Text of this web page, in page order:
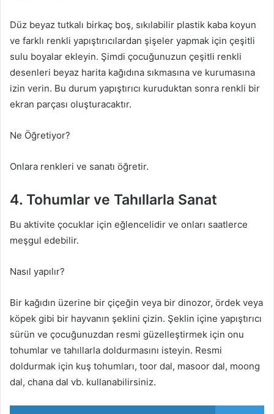
Düz beyaz tutkalı birkaç boş, sıkılabilir plastik kaba koyun
ve farklı renkli yapıştırıcılardan şişeler yapmak için çeşitli
sulu boyalar ekleyin. Şimdi çocuğunuzun çeşitli renkli
desenleri beyaz harita kağıdına sıkmasına ve kurumasına
izin verin. Bu durum yapıştırıcı kuruduktan sonra renkli bir
ekran parçası oluşturacaktır.
Ne Öğretiyor?
Onlara renkleri ve sanatı öğretir.
4. Tohumlar ve Tahıllarla Sanat
Bu aktivite çocuklar için eğlencelidir ve onları saatlerce
meşgul edebilir.
Nasıl yapılır?
Bir kağıdın üzerine bir çiçeğin veya bir dinozor, ördek veya
köpek gibi bir hayvanın şeklini çizin. Şeklin içine yapıştırıcı
sürün ve çocuğunuzdan resmi güzelleştirmek için onu
tohumlar ve tahıllarla doldurmasını isteyin. Resmi
doldurmak için kuş tohumları, toor dal, masoor dal, moong
dal, chana dal vb. kullanabilirsiniz.